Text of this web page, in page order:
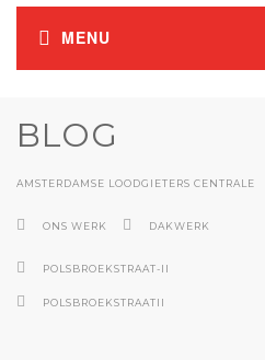
BLOG
AMSTERDAMSE LOODGIETERS CENTRALE
ONS WERK DAKWERK
POLSBROEKSTRAAT-II
POLSBROEKSTRAATII